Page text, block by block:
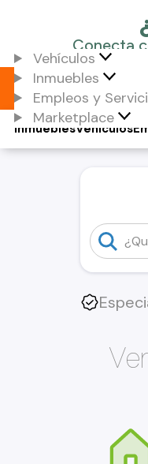
Vehículos
Inmuebles
Empleos y
Marketplace
Vehículos
Inmuebles